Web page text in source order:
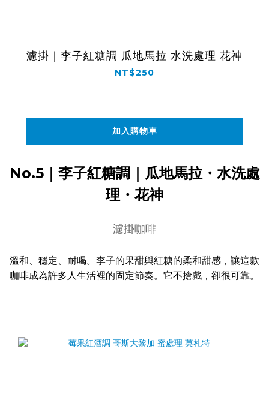
濾掛｜李子紅糖調 瓜地馬拉 水洗處理 花神
NT$250
加入購物車
No.5｜李子紅糖調｜瓜地馬拉・水洗處
理・花神
濾掛咖啡
溫和、穩定、耐喝。李子的果甜與紅糖的柔和甜感，讓這款
咖啡成為許多人生活裡的固定節奏。它不搶戲，卻很可靠。